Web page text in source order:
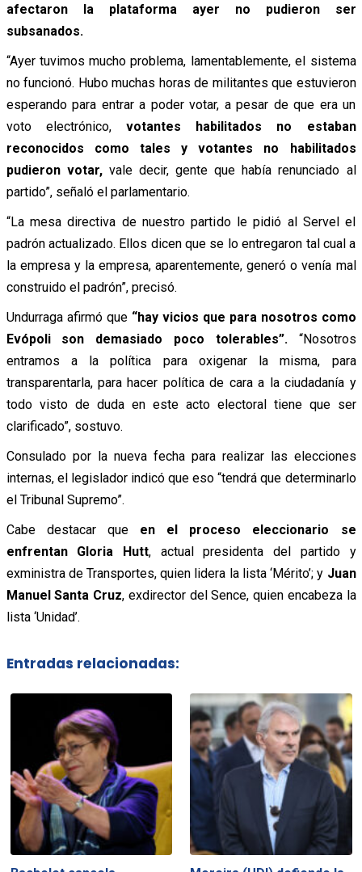
afectaron la plataforma ayer no pudieron ser
subsanados.
“Ayer tuvimos mucho problema, lamentablemente, el sistema
no funcionó. Hubo muchas horas de militantes que estuvieron
esperando para entrar a poder votar, a pesar de que era un
voto electrónico,votantes habilitados no estaban
reconocidos como tales y votantes no habilitados
pudieron votar,vale decir, gente que había renunciado al
partido”, señaló el parlamentario.
“La mesa directiva de nuestro partido le pidió al Servel el
padrón actualizado. Ellos dicen que se lo entregaron tal cual a
la empresa y la empresa, aparentemente, generó o venía mal
construido el padrón”, precisó.
Undurraga afirmó que “hay vicios que para nosotros como
Evópoli son demasiado poco tolerables”. “Nosotros
entramos a la política para oxigenar la misma, para
transparentarla, para hacer política de cara a la ciudadanía y
todo visto de duda en este acto electoral tiene que ser
clarificado”, sostuvo.
Consulado por la nueva fecha para realizar las elecciones
internas, el legislador indicó que eso “tendrá que determinarlo
el Tribunal Supremo”.
Cabe destacar que en el proceso eleccionario se
enfrentan Gloria Hutt, actual presidenta del partido y
exministra de Transportes, quien lidera la lista ‘Mérito’; y Juan
Manuel Santa Cruz, exdirector del Sence, quien encabeza la
lista ‘Unidad’.
Entradas relacionadas: